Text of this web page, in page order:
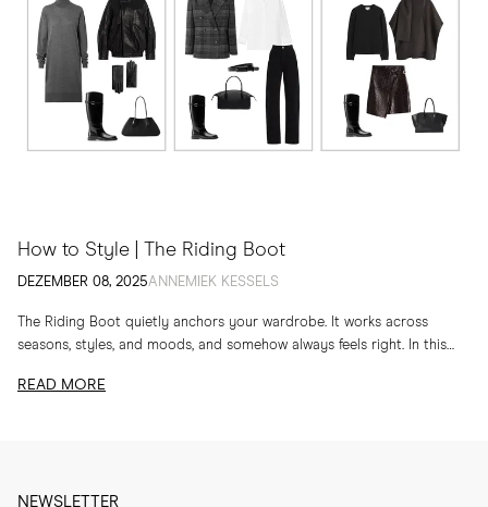
How to Style | The Riding Boot
DEZEMBER 08, 2025ANNEMIEK KESSELS
The Riding Boot quietly anchors your wardrobe. It works across
seasons, styles, and moods, and somehow always feels right. In this
READ MORE
NEWSLETTER